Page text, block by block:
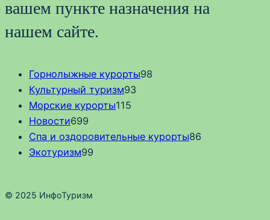
вашем пункте назначения на
нашем сайте.
Горнолыжные курорты98
Культурный туризм93
Морские курорты115
Новости699
Спа и оздоровительные курорты86
Экотуризм99
© 2025 ИнфоТуризм